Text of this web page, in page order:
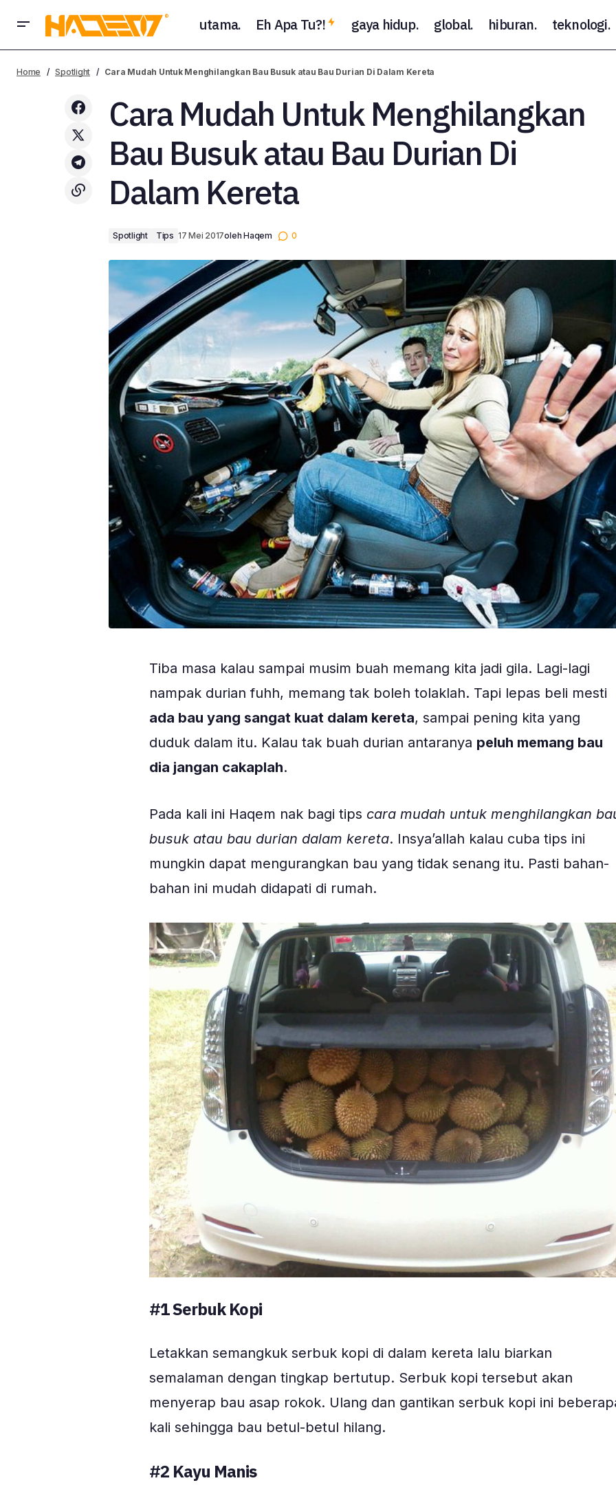
utama. Eh Apa Tu?! gaya hidup. global. hiburan. teknologi.
Promosi Beli Domain Malaysia .MY
Murah di ichoose.my
Spotlight Tips Cara Mudah Untuk Menghilangkan Bau Busuk atau Bau
Home Spotlight Cara Mudah Untuk Menghilangkan Bau Busuk atau Bau Durian Di Dalam Kereta
Cara Mudah Untuk Menghilangkan
Bau Busuk atau Bau Durian Di
Dalam Kereta
Spotlight Tips 17 Mei 2017oleh Haqem 0
Tiba masa kalau sampai musim buah memang kita jadi gila. Lagi-lagi
nampak durian fuhh, memang tak boleh tolaklah. Tapi lepas beli mesti
ada bau yang sangat kuat dalam kereta, sampai pening kita yang
duduk dalam itu. Kalau tak buah durian antaranya peluh memang bau
dia jangan cakaplah.
Pada kali ini Haqem nak bagi tips cara mudah untuk menghilangkan
busuk atau bau durian dalam kereta. Insya’allah kalau cuba tips ini
mungkin dapat mengurangkan bau yang tidak senang itu. Pasti bahan-
bahan ini mudah didapati di rumah.
#1Serbuk Kopi
Letakkan semangkuk serbuk kopi di dalam kereta lalu biarkan
semalaman dengan tingkap bertutup. Serbuk kopi tersebut akan
menyerap bau asap rokok. Ulang dan gantikan serbuk kopi ini
kali sehingga bau betul-betul hilang.
#2 Kayu Manis